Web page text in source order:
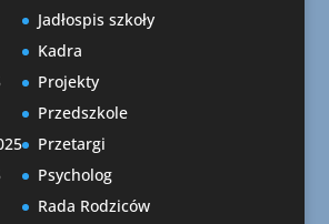
Jadłospis szkoły
Kadra
Projekty
Przedszkole
Przetargi
Psycholog
Rada Rodziców